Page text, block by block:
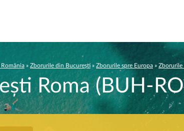
» Zborurile din București » Zborurile spre Europa » Zborurile
Roma (BUH-